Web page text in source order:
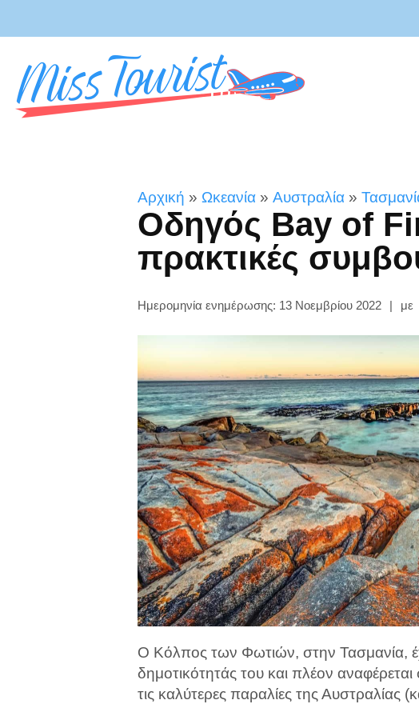
Αρχική » Ωκεανία » Αυστραλία »
Οδηγός Bay of
πρακτικές
Ημερομηνία ενημέρωσης: 13 Νοεμβρίου 2022 | με
Ο Κόλπος των Φωτιών, στην Τασμανία,
δημοτικότητάς του και πλέον
τις καλύτερες παραλίες της Αυστραλίας